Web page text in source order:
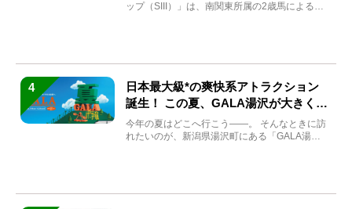
ップ（SIII）」は、南関東所属の2歳馬による注
4
日本最大級*の爽快系アトラクション
誕生！ この夏、GALA湯沢が大きく生
まれ変わる
今年の夏はどこへ行こう――。 そんなときに訪
れたいのが、新潟県湯沢町にある「GALA湯